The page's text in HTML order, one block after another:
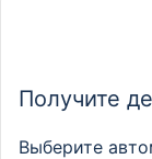
Получите
Выберите